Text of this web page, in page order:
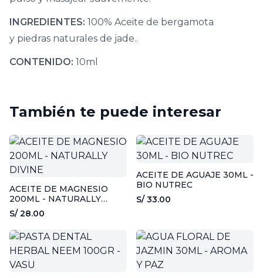
INGREDIENTES: 100% Aceite de bergamota
y piedras naturales de jade..
CONTENIDO: 10ml
También te puede interesar
ACEITE DE MAGNESIO
200ML - NATURALLY
DIVINE
S/ 28.00
ACEITE DE AGUAJE 30ML -
BIO NUTREC
S/ 33.00